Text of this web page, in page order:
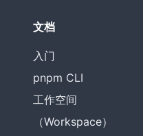
文档
入门
pnpm CLI
工作空间
（Workspace）